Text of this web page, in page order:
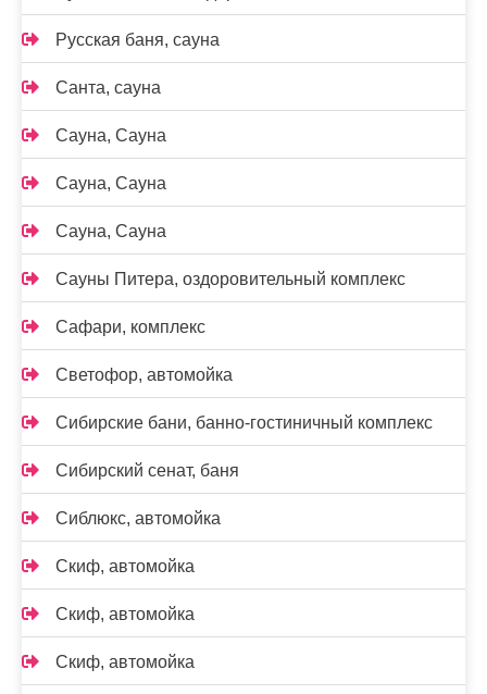
Русская баня, сауна
Санта, сауна
Сауна, Сауна
Сауна, Сауна
Сауна, Сауна
Сауны Питера, оздоровительный комплекс
Сафари, комплекс
Светофор, автомойка
Сибирские бани, банно-гостиничный комплекс
Сибирский сенат, баня
Сиблюкс, автомойка
Скиф, автомойка
Скиф, автомойка
Скиф, автомойка